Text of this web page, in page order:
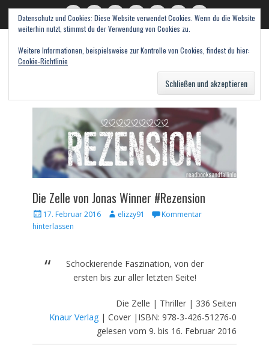
TwitterE-
Mail
Feed WordPress
PinterestInstagramWebseite
read books and fall in love
Die Zelle von Jonas Winner #Rezension
Veröffentlicht
am
17. Februar 2016 Autorelizzy91
Kommentar
hinterlassen
Schockierende Faszination, von der
ersten bis zur aller letzten Seite!
Die Zelle | Thriller | 336 Seiten
Knaur Verlag | Cover |ISBN: 978-3-426-51276-0
gelesen vom 9. bis 16. Februar 2016
Datenschutz und Cookies: Diese Website verwendet Cookies. Wenn du die Website
weiterhin nutzt, stimmst du der Verwendung von Cookies zu.
Weitere Informationen, beispielsweise zur Kontrolle von Cookies, findest du hier:
Cookie-Richtlinie